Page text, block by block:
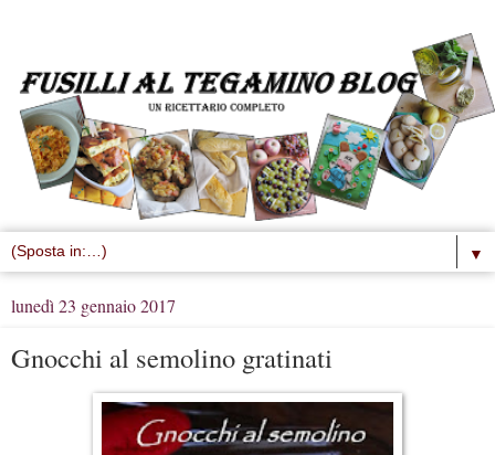
▼
lunedì 23 gennaio 2017
Gnocchi al semolino gratinati